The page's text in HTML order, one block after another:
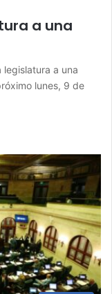
a una
legislatura a una
lunes, 9 de